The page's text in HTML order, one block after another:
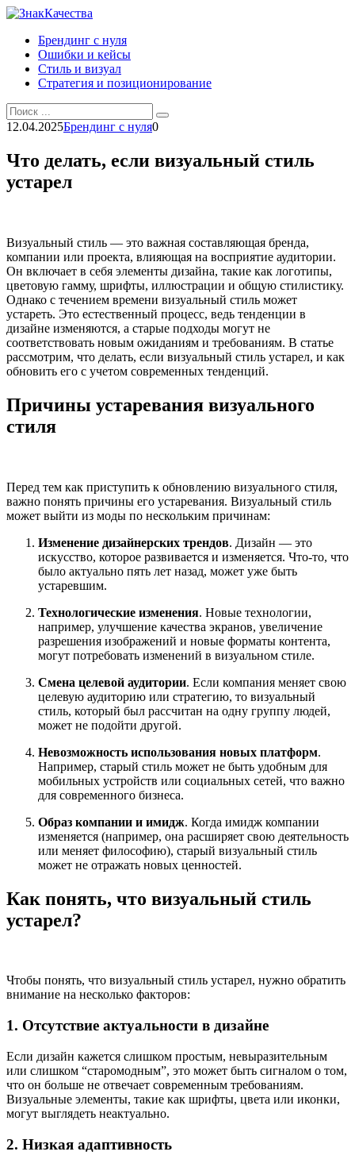
Перейти
контентуБрендинг с нуля
Ошибки и кейсы
Стиль и визуал
Стратегия и позиционирование
Search
for:
12.04.2025Брендинг с нуля0
Что делать, если визуальный стиль
устарел
Визуальный стиль — это важная составляющая бренда,
компании или проекта, влияющая на восприятие аудитории.
Он включает в себя элементы дизайна, такие как логотипы,
цветовую гамму, шрифты, иллюстрации и общую стилистику.
Однако с течением времени визуальный стиль может
устареть. Это естественный процесс, ведь тенденции в
дизайне изменяются, а старые подходы могут не
соответствовать новым ожиданиям и требованиям. В статье
рассмотрим, что делать, если визуальный стиль устарел, и как
обновить его с учетом современных тенденций.
Причины устаревания визуального
стиля
Перед тем как приступить к обновлению визуального стиля,
важно понять причины его устаревания. Визуальный стиль
может выйти из моды по нескольким причинам:
Изменение дизайнерских трендов. Дизайн — это
искусство, которое развивается и изменяется. Что-то, что
было актуально пять лет назад, может уже быть
устаревшим.
Технологические изменения. Новые технологии,
например, улучшение качества экранов, увеличение
разрешения изображений и новые форматы контента,
могут потребовать изменений в визуальном стиле.
Смена целевой аудитории. Если компания меняет свою
целевую аудиторию или стратегию, то визуальный
стиль, который был рассчитан на одну группу людей,
может не подойти другой.
Невозможность использования новых платформ.
Например, старый стиль может не быть удобным для
мобильных устройств или социальных сетей, что важно
для современного бизнеса.
Образ компании и имидж. Когда имидж компании
изменяется (например, она расширяет свою деятельность
или меняет философию), старый визуальный стиль
может не отражать новых ценностей.
Как понять, что визуальный стиль
устарел?
Чтобы понять, что визуальный стиль устарел, нужно обратить
внимание на несколько факторов:
1. Отсутствие актуальности в дизайне
Если дизайн кажется слишком простым, невыразительным
или слишком “старомодным”, это может быть сигналом о том,
что он больше не отвечает современным требованиям.
Визуальные элементы, такие как шрифты, цвета или иконки,
могут выглядеть неактуально.
2. Низкая адаптивность